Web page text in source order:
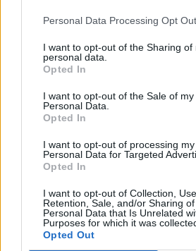
Personal Data Processing Opt
I want to opt-out of the Sharing of
personal data.
Opted In
I want to opt-out of the Sale of my
Personal Data.
Opted In
I want to opt-out of processing my
Personal Data for Targeted
Opted In
I want to opt-out of Collection, Use,
Retention, Sale, and/or Sharing
Personal Data that Is Unrelated
Purposes for which it was
Opted Out
Scarica riepilogo
stagionale
Giornata Voto FV Entrato
SHE-MAN